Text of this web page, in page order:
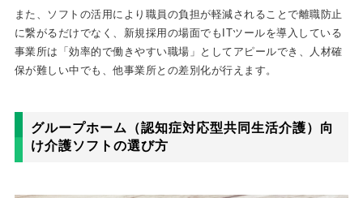
また、ソフトの活用により職員の負担が軽減されることで離職防止
に繋がるだけでなく、新規採用の場面でもITツールを導入している
事業所は「効率的で働きやすい職場」としてアピールでき、人材確
保が難しい中でも、他事業所との差別化が行えます。
グループホーム（認知症対応型共同生活介護）向
け介護ソフトの選び方